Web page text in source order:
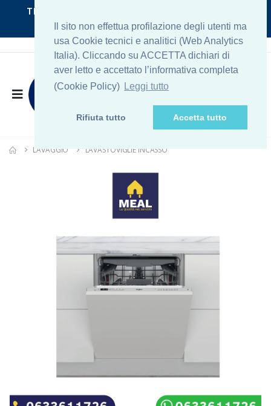
Il sito non effettua profilazione degli utenti ma
usa Cookie tecnici e analitici (Web Analytics
Italia). Cliccando su ACCETTA dichiari di
aver letto e accettato l’informativa completa
(Cookie Policy) Leggi tutto
Rifiuta tutto Accetta tutto
TRASPORTO GRATUITO per la zona di ROMA
NORD
LAVAGGIO LAVASTOVIGLIE INCASSO